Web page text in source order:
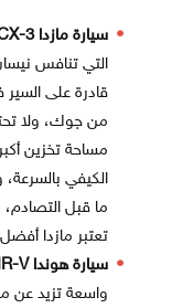
سيارة مازدا CX-3
التي تنافس
قادرة على السير
من جوك، ولا
مساحة تخزين
الكيفي
ما قبل
تعتبر مازدا
سيارة هوندا HR-V
واسعة تزيد عن